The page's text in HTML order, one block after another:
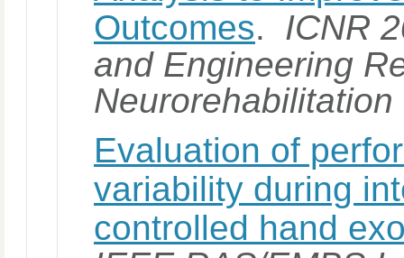
Outcomes. ICNR
and Engineering
Neurorehabilitation
Evaluation of
variability during
controlled hand